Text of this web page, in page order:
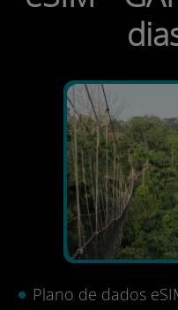
Plano de dados